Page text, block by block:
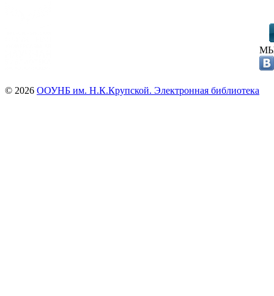
© 2026 ООУНБ им. Н.К.Крупской. Электронная библиотека